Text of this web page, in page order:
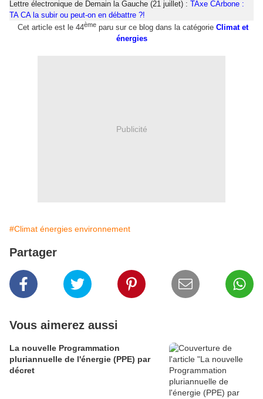
Lettre électronique de Demain la Gauche (21 juillet) : TAxe CArbone :
TA CA la subir ou peut-on en débattre ?!
Cet article est le 44èmeparu sur ce blog dans la catégorie Climat et
énergies
Publicité
#Climat énergies environnement
Partager
Vous aimerez aussi
La nouvelle Programmation
pluriannuelle de l'énergie (PPE) par
décret